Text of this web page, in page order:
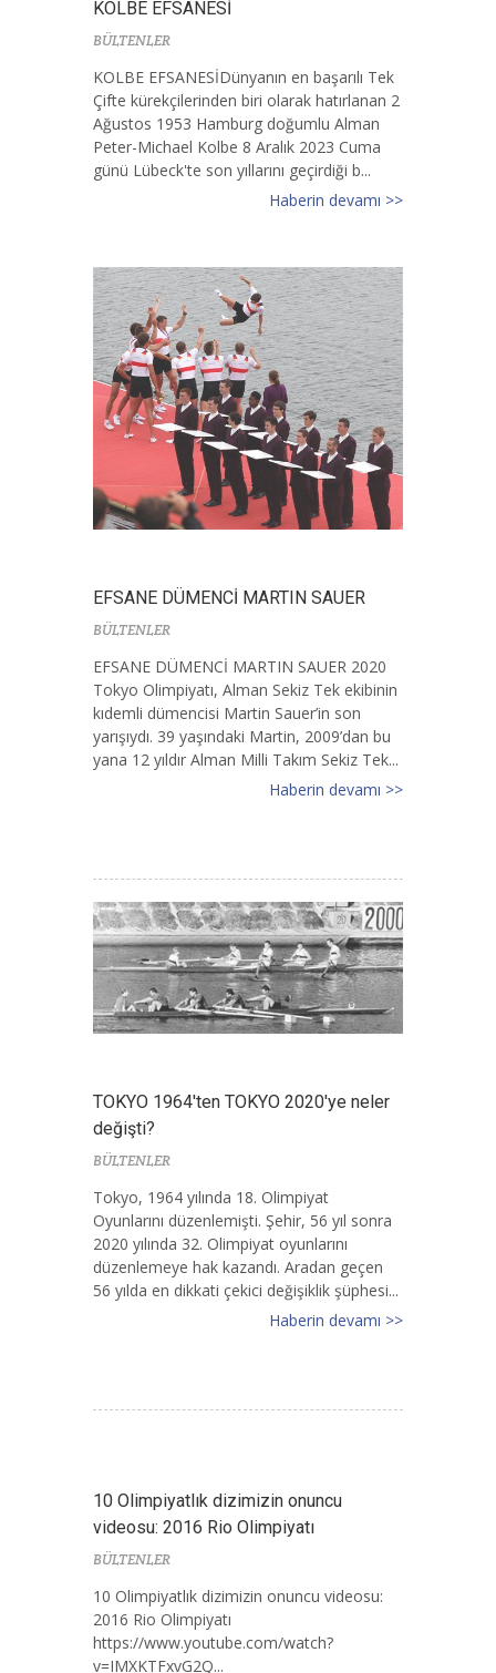
KOLBE EFSANESİ
BÜLTENLER
KOLBE EFSANESİDünyanın en başarılı Tek
Çifte kürekçilerinden biri olarak hatırlanan 2
Ağustos 1953 Hamburg doğumlu Alman
Peter-Michael Kolbe 8 Aralık 2023 Cuma
günü Lübeck'te son yıllarını geçirdiği b...
Haberin devamı >>
EFSANE DÜMENCİ MARTIN SAUER
BÜLTENLER
EFSANE DÜMENCİ MARTIN SAUER 2020
Tokyo Olimpiyatı, Alman Sekiz Tek ekibinin
kıdemli dümencisi Martin Sauer’in son
yarışıydı. 39 yaşındaki Martin, 2009’dan bu
yana 12 yıldır Alman Milli Takım Sekiz Tek...
Haberin devamı >>
TOKYO 1964'ten TOKYO 2020'ye neler
değişti?
BÜLTENLER
Tokyo, 1964 yılında 18. Olimpiyat
Oyunlarını düzenlemişti. Şehir, 56 yıl sonra
2020 yılında 32. Olimpiyat oyunlarını
düzenlemeye hak kazandı. Aradan geçen
56 yılda en dikkati çekici değişiklik şüphesi...
Haberin devamı >>
10 Olimpiyatlık dizimizin onuncu
videosu: 2016 Rio Olimpiyatı
BÜLTENLER
10 Olimpiyatlık dizimizin onuncu videosu:
2016 Rio Olimpiyatı
https://www.youtube.com/watch?
v=IMXKTFxvG2Q...